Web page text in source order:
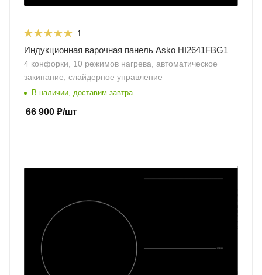
1
Индукционная варочная панель Asko HI2641FBG1
4 конфорки, 10 режимов нагрева, автоматическое
закипание, слайдерное управление
В наличии, доставим завтра
66 900 ₽/шт